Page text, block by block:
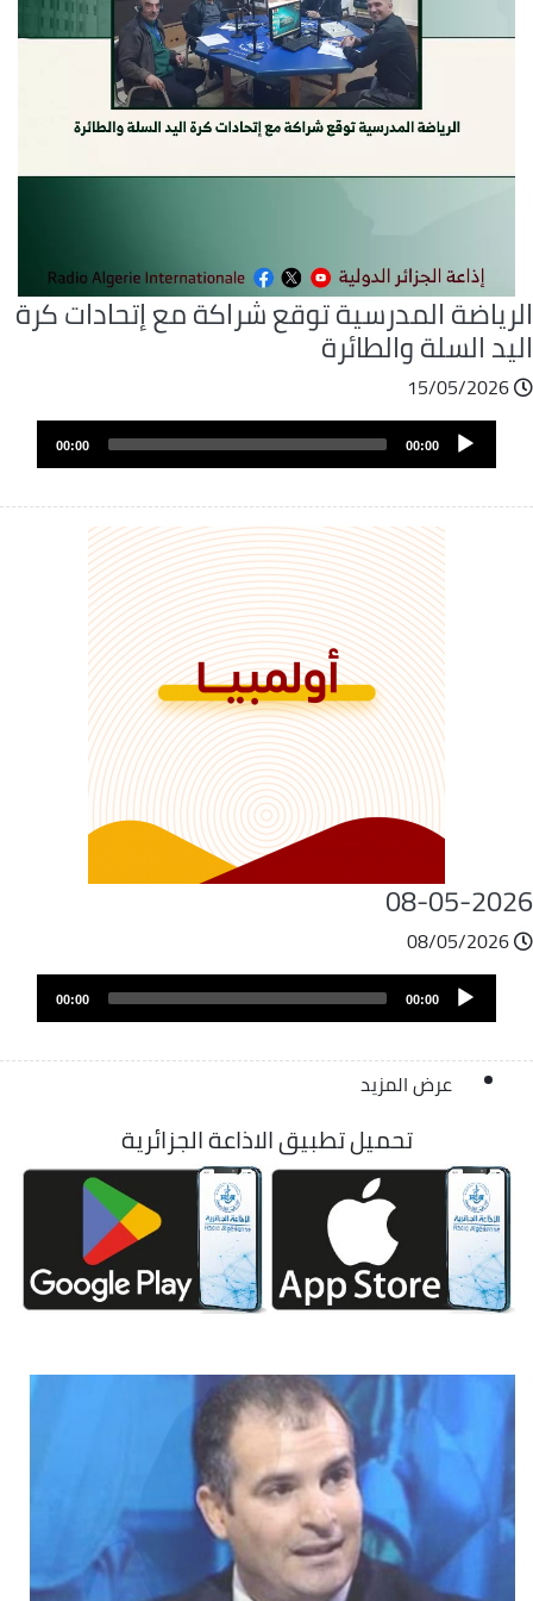
المدرسية توقع شراكة مع إتحادات كرة
السلة والطائرة
15/05/2026
ملفAudio
Player
00:00
00:00
08-05-
08/05/2026
ملفAudio
Player
00:00
00:00
عرض المزيد
تحميل تطبيق الاذاعة الجزائرية